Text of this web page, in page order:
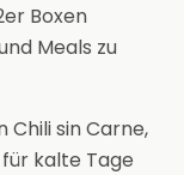
Boxen
Meals zu
Chili sin Carne,
kalte Tage